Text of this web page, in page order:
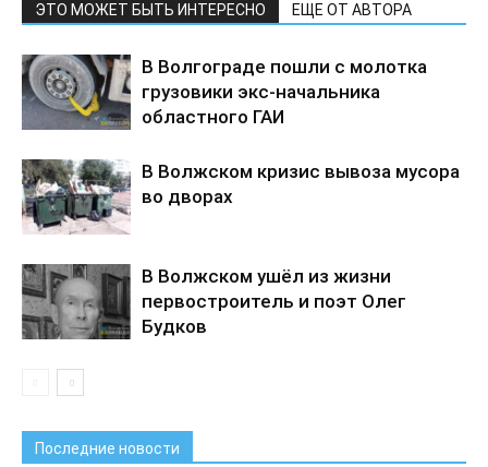
ЭТО МОЖЕТ БЫТЬ ИНТЕРЕСНО ЕЩЕ ОТ АВТОРА
В Волгограде пошли с молотка
грузовики экс-начальника
областного ГАИ
В Волжском кризис вывоза мусора
во дворах
В Волжском ушёл из жизни
первостроитель и поэт Олег
Будков
Последние новости